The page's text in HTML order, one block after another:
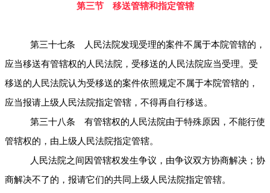
第三节 移送管辖和指定管辖
第三十七条 人民法院发现受理的案件不属于本院管辖的，
应当移送有管辖权的人民法院，受移送的人民法院应当受理。受
移送的人民法院认为受移送的案件依照规定不属于本院管辖的，
应当报请上级人民法院指定管辖，不得再自行移送。
第三十八条 有管辖权的人民法院由于特殊原因，不能行使
管辖权的，由上级人民法院指定管辖。
人民法院之间因管辖权发生争议，由争议双方协商解决；协
商解决不了的，报请它们的共同上级人民法院指定管辖。